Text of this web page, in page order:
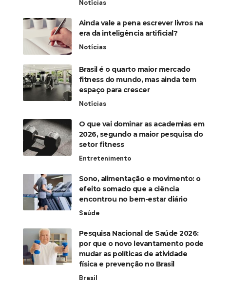
Notícias
Ainda vale a pena escrever livros na
era da inteligência artificial?
Notícias
Brasil é o quarto maior mercado
fitness do mundo, mas ainda tem
espaço para crescer
Notícias
O que vai dominar as academias em
2026, segundo a maior pesquisa do
setor fitness
Entretenimento
Sono, alimentação e movimento: o
efeito somado que a ciência
encontrou no bem-estar diário
Saúde
Pesquisa Nacional de Saúde 2026:
por que o novo levantamento pode
mudar as políticas de atividade
física e prevenção no Brasil
Brasil